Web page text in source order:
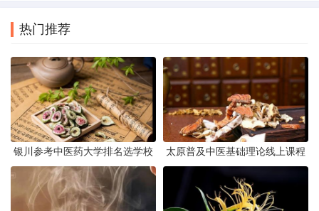
热门推荐
银川参考中医药大学排名选学校 太原普及中医基础理论线上课程